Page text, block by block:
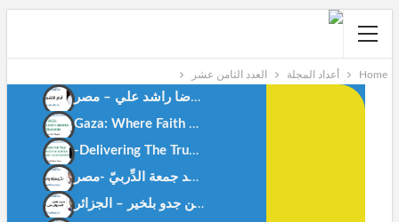
Home أعداد المجلة العدد الثامن عشر
Gaza: Where Faith Shapes True Men.Anes Stiti-Algeria-
-Delivering The True Meanings Of Al Qur’ān, An Islamic TheorizationDr. Doaa M Deep-Egypt